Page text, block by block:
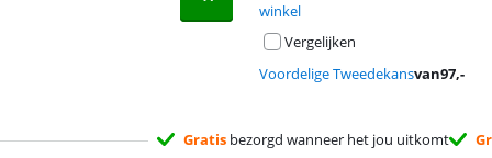
winkel
Vergelijken
Voordelige Tweedekansvan97,-
Gratisbezorgd wanneer het jou uitkomt